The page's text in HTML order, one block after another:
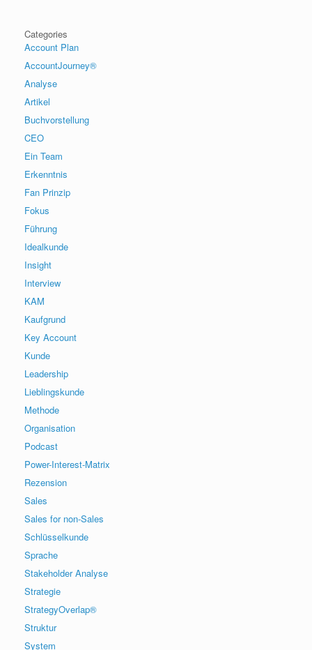
Categories
Account Plan
AccountJourney®
Analyse
Artikel
Buchvorstellung
CEO
Ein Team
Erkenntnis
Fan Prinzip
Fokus
Führung
Idealkunde
Insight
Interview
KAM
Kaufgrund
Key Account
Kunde
Leadership
Lieblingskunde
Methode
Organisation
Podcast
Power-Interest-Matrix
Rezension
Sales
Sales for non-Sales
Schlüsselkunde
Sprache
Stakeholder Analyse
Strategie
StrategyOverlap®
Struktur
System